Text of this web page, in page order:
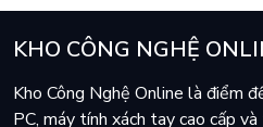
KHO CÔNG NGHỆ
Kho Công Nghệ Online là điểm
PC, máy tính xách tay cao cấp